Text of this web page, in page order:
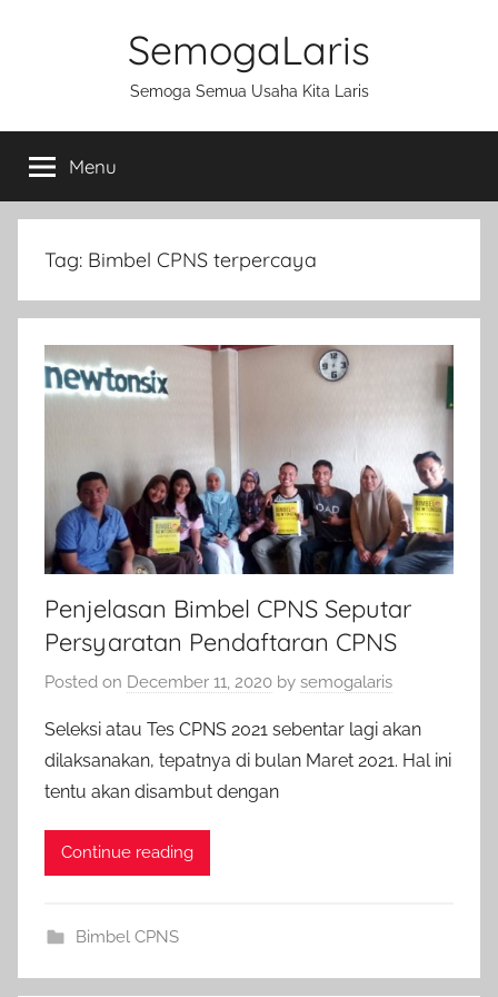
SemogaLaris
Semoga Semua Usaha Kita Laris
Menu
Tag: Bimbel CPNS terpercaya
Penjelasan Bimbel CPNS Seputar
Persyaratan Pendaftaran CPNS
Posted on December 11, 2020 by semogalaris
Seleksi atau Tes CPNS 2021 sebentar lagi akan
dilaksanakan, tepatnya di bulan Maret 2021. Hal ini
tentu akan disambut dengan
Continue reading
Bimbel CPNS